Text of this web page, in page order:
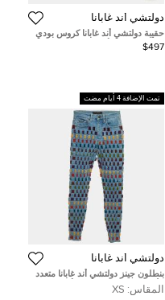
دولتشي أند غابانا
حقيبة دولتشي أند غابانا كروس بودي
بشعار DG جلد أسود بحجم صغير
$497
تمت الإضافة 4 أيام مضت
دولتشي أند غابانا
بنطلون جينز دولتشي أند غابانا متعدد
الألوان دِنم وريبون مخمل أودري
مقاس صغير جدًا / خصر 23 بوصة
المقاس: XS